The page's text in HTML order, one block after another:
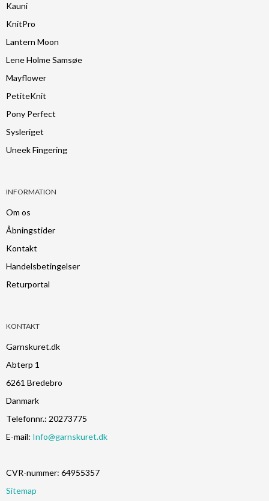
Kauni
KnitPro
Lantern Moon
Lene Holme Samsøe
Mayflower
PetiteKnit
Pony Perfect
Sysleriget
Uneek Fingering
INFORMATION
Om os
Åbningstider
Kontakt
Handelsbetingelser
Returportal
KONTAKT
Garnskuret.dk
Abterp 1
6261 Bredebro
Danmark
Telefonnr.: 20273775
E-mail: Info@garnskuret.dk
CVR-nummer: 64955357
Sitemap